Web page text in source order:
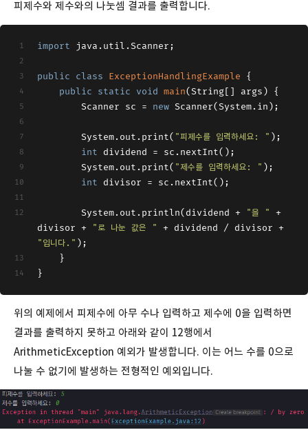
피제수와 제수와의 나눗셈 결과를 출력합니다.
import java.util.Scanner;
public class ExceptionHandlingExample
{
public
static void main(String[] args)
{
        Scanner sc =
new Scanner(System.in);
        System.out.print(
"피제수를 입력하세요: " );
int dividend = sc.nextInt();
        System.out.print(
"제수를 입력하세요: " );
int divisor = sc.nextInt();
        System.out.println(dividend +
"을 "
+
divisor +
"로 나눈 값은 "
"입니다." );
    }
}
위의 예제에서 피제수에 아무 수나 입력하고 제수에 0을 입력하면
결과를 출력하지 못하고 아래와 같이 12행에서
ArithmeticException 예외가 발생합니다. 이는 어느 수를 0으로
나눌 수 없기에 발생하는 전형적인 예외입니다.